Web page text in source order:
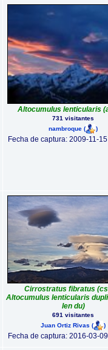
Altocumulus lenticularis
731 visitantes
nambroque ( )
Fecha de captura: 2009-11-
Cirrostratus fibratus
Altocumulus lenticularis
len du)
691 visitantes
Juan Ortiz Rivas ( )
Fecha de captura: 2016-03-